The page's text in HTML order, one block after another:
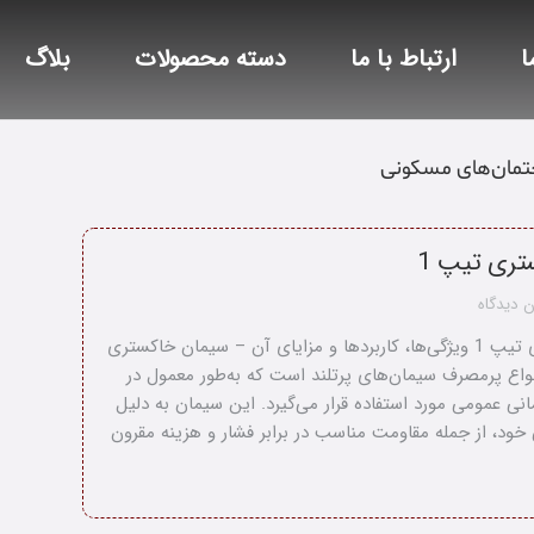
ارتباط با ما دسته محصولات بلاگ
مسکونی
تیپ 1
دیدگاه
سیمان خاکستری تیپ 1 ویژگی‌ها، کاربردها و مزایای آن – سیمان خاکستری
انواع پرمصرف سیمان‌های پرتلند است که به‌طور معمول در
عمومی مورد استفاده قرار می‌گیرد. این سیمان به دلیل
از جمله مقاومت مناسب در برابر فشار و هزینه مقرون